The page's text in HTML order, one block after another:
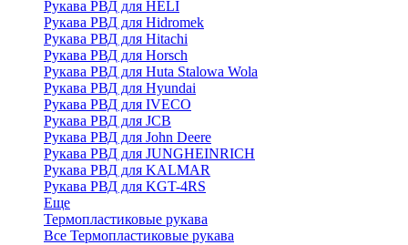
Рукава РВД для HELI
Рукава РВД для Hidromek
Рукава РВД для Hitachi
Рукава РВД для Horsch
Рукава РВД для Huta Stalowa Wola
Рукава РВД для Hyundai
Рукава РВД для IVECO
Рукава РВД для JCB
Рукава РВД для John Deere
Рукава РВД для JUNGHEINRICH
Рукава РВД для KALMAR
Рукава РВД для KGT-4RS
Еще
Термопластиковые рукава
Все Термопластиковые рукава